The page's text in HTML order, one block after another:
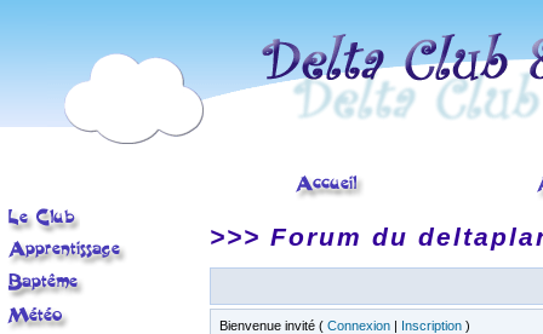
>>> Forum du
Bienvenue invité ( Connexion | Inscription )